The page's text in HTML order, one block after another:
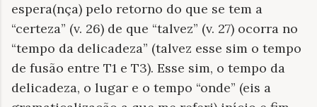
espera(nça) pelo retorno do que se tem a
“certeza” (v. 26) de que “talvez” (v. 27) ocorra no
“tempo da delicadeza” (talvez esse sim o tempo
de fusão entre T1 e T3). Esse sim, o tempo da
delicadeza, o lugar e o tempo “onde” (eis a